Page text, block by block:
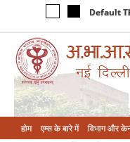
Default
होम एम्‍स के बारे में विभाग और